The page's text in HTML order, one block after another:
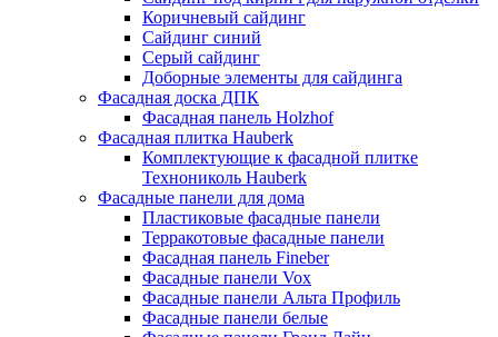
Коричневый сайдинг
Сайдинг синий
Серый сайдинг
Доборные элементы для сайдинга
Фасадная доска ДПК
Фасадная панель Holzhof
Фасадная плитка Hauberk
Комплектующие к фасадной плитке
Технониколь Hauberk
Фасадные панели для дома
Пластиковые фасадные панели
Терракотовые фасадные панели
Фасадная панель Fineber
Фасадные панели Vox
Фасадные панели Альта Профиль
Фасадные панели белые